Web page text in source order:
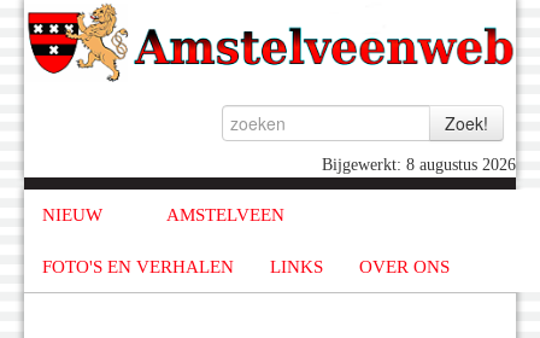
Bijgewerkt: 8 augustus 2026
NIEUW AMSTELVEEN
FOTO'S EN VERHALEN LINKS OVER ONS